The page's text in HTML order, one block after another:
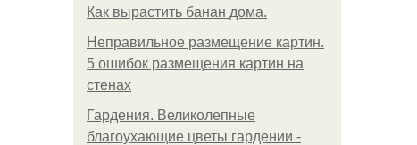
Как вырастить банан дома.
Неправильное размещение картин.
5 ошибок размещения картин на
стенах
Гардения. Великолепные
благоухающие цветы гардении -